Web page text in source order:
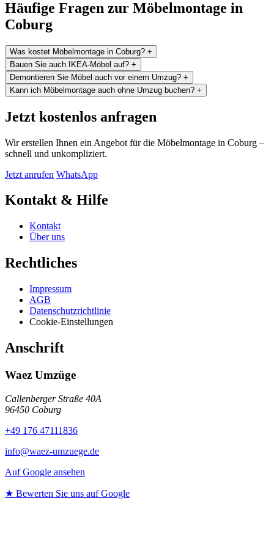
Häufige Fragen zur Möbelmontage in
Coburg
Was kostet Möbelmontage in Coburg? +
Bauen Sie auch IKEA-Möbel auf? +
Demontieren Sie Möbel auch vor einem Umzug? +
Kann ich Möbelmontage auch ohne Umzug buchen? +
Jetzt kostenlos anfragen
Wir erstellen Ihnen ein Angebot für die Möbelmontage in Coburg –
schnell und unkompliziert.
Jetzt anrufen WhatsApp
Kontakt & Hilfe
Kontakt
Über uns
Rechtliches
Impressum
AGB
Datenschutzrichtlinie
Cookie-Einstellungen
Anschrift
Waez Umzüge
Callenberger Straße 40A
96450 Coburg
+49 176 47111836
info@waez-umzuege.de
Auf Google ansehen
★ Bewerten Sie uns auf Google